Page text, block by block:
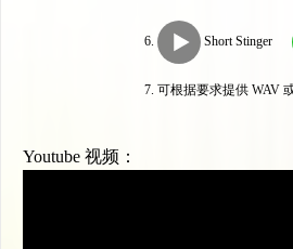
Short Stinger
可根据要求提供 WAV
Youtube 视频：